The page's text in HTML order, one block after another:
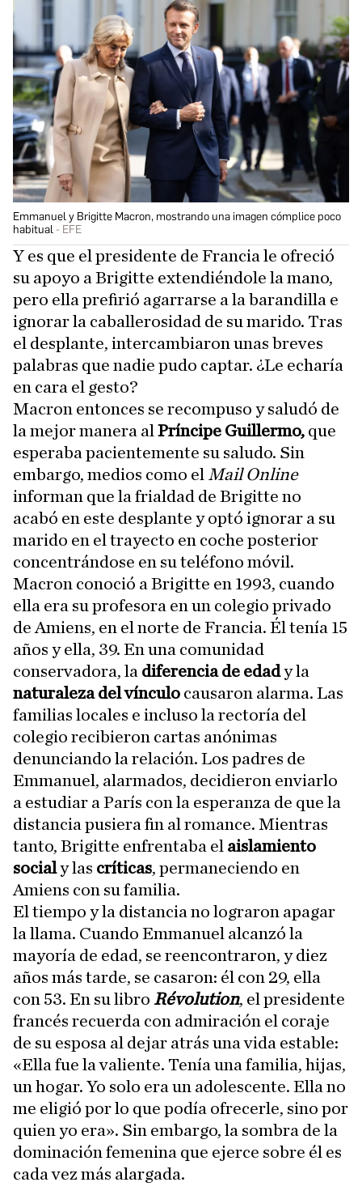
Emmanuel y Brigitte Macron, mostrando una imagen cómplice poco
habitual
EFE
Y es que el presidente de Francia le ofreció
su apoyo a Brigitte extendiéndole la mano,
pero ella prefirió agarrarse a la barandilla e
ignorar la caballerosidad de su marido. Tras
el desplante, intercambiaron unas breves
palabras que nadie pudo captar. ¿Le echaría
en cara el gesto?
Macron entonces se recompuso y saludó de
la mejor manera al Príncipe Guillermo, que
esperaba pacientemente su saludo. Sin
embargo, medios como el Mail Online
informan que la frialdad de Brigitte no
acabó en este desplante y optó ignorar a su
marido en el trayecto en coche posterior
concentrándose en su teléfono móvil.
Macron conoció a Brigitte en 1993, cuando
ella era su profesora en un colegio privado
de Amiens, en el norte de Francia. Él tenía 15
años y ella, 39. En una comunidad
conservadora, la diferencia de edady la
naturaleza del vínculo causaron alarma. Las
familias locales e incluso la rectoría del
colegio recibieron cartas anónimas
denunciando la relación. Los padres de
Emmanuel, alarmados, decidieron enviarlo
a estudiar a París con la esperanza de que la
distancia pusiera fin al romance. Mientras
tanto, Brigitte enfrentaba el aislamiento
socialy las críticas, permaneciendo en
Amiens con su familia.
El tiempo y la distancia no lograron apagar
la llama. Cuando Emmanuel alcanzó la
mayoría de edad, se reencontraron, y diez
años más tarde, se casaron: él con 29, ella
con 53. En su libro Révolution, el presidente
francés recuerda con admiración el coraje
de su esposa al dejar atrás una vida estable:
«Ella fue la valiente. Tenía una familia, hijas,
un hogar. Yo solo era un adolescente. Ella no
me eligió por lo que podía ofrecerle, sino por
quien yo era». Sin embargo, la sombra de la
dominación femenina que ejerce sobre él es
cada vez más alargada.